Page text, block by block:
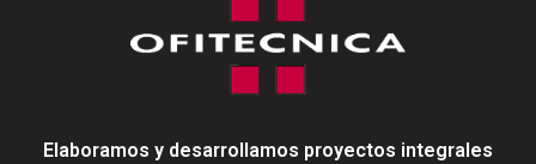
Elaboramos y desarrollamos proyectos integrales